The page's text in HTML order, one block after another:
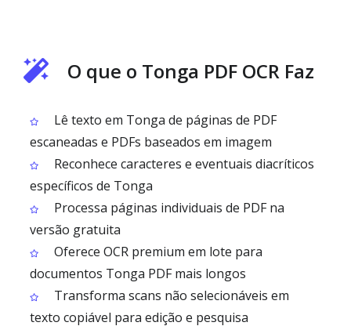
O que o Tonga PDF OCR Faz
Lê texto em Tonga de páginas de PDF
escaneadas e PDFs baseados em imagem
Reconhece caracteres e eventuais diacríticos
específicos de Tonga
Processa páginas individuais de PDF na
versão gratuita
Oferece OCR premium em lote para
documentos Tonga PDF mais longos
Transforma scans não selecionáveis em
texto copiável para edição e pesquisa